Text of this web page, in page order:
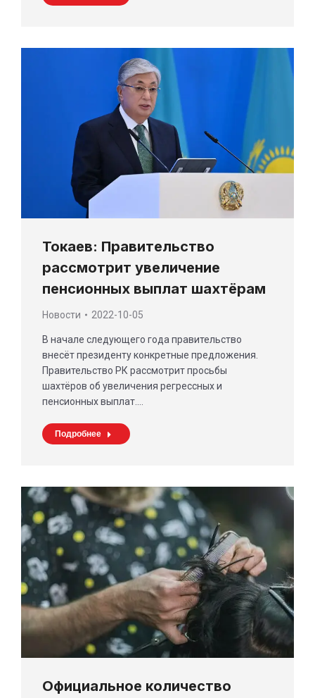
Токаев: Правительство
рассмотрит увеличение
пенсионных выплат шахтёрам
Новости 2022-10-05
В начале следующего года правительство
внесёт президенту конкретные предложения.
Правительство РК рассмотрит просьбы
шахтёров об увеличения регрессных и
пенсионных выплат.…
Подробнее
Официальное количество